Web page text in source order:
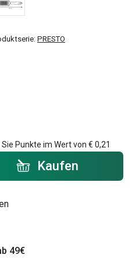
PRESTO
Punkte im Wert von € 0,21
Kaufen
49€